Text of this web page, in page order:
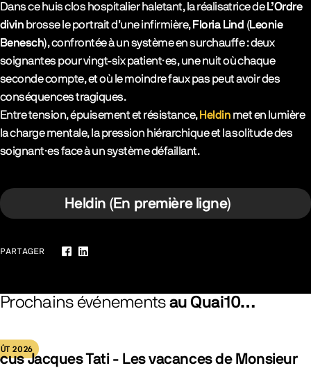
Dans ce huis clos hospitalier haletant, la réalisatrice de L’Ordre
divin brosse le portrait d’une infirmière, Floria Lind (Leonie
Benesch), confrontée à un système en surchauffe : deux
soignantes pour vingt-six patient·es, une nuit où chaque
seconde compte, et où le moindre faux pas peut avoir des
conséquences tragiques.
Entre tension, épuisement et résistance, Heldin met en lumière
la charge mentale, la pression hiérarchique et la solitude des
soignant·es face à un système défaillant.
Heldin (En première ligne)
PARTAGER
Facebook
LinkedIn
Prochains événements au Quai10…
2026
Jacques Tati - Les vacances de Monsieur